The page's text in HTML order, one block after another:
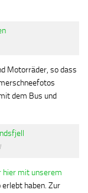
Motorräder, so dass
dem Bus und
hier mit unserem
haben. Zur